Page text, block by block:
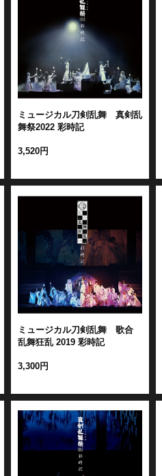
ミュージカル刀剣乱舞 真剣乱
舞祭2022 彩時記
3,520円
ミュージカル刀剣乱舞 歌合
乱舞狂乱 2019 彩時記
3,300円